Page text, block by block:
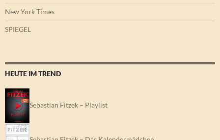
New York Times
SPIEGEL
HEUTE IM TREND
Sebastian Fitzek – Playlist